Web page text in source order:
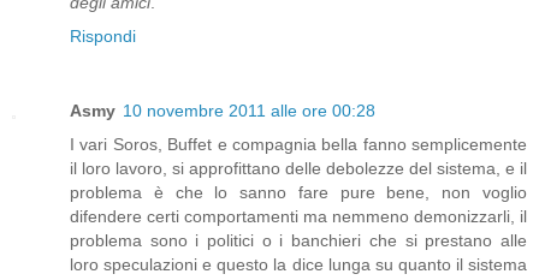
Rispondi
Asmy 10 novembre 2011 alle ore 00:28
I vari Soros, Buffet e compagnia bella fanno semplicemente
il loro lavoro, si approfittano delle debolezze del sistema, e il
problema è che lo sanno fare pure bene, non voglio
difendere certi comportamenti ma nemmeno demonizzarli, il
problema sono i politici o i banchieri che si prestano alle
loro speculazioni e questo la dice lunga su quanto il sistema